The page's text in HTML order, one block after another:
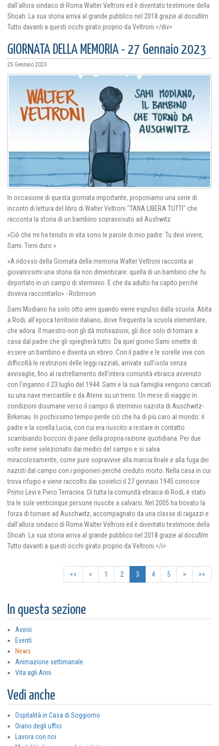
dall'allora sindaco di Roma Walter Veltroni ed è diventato testimone della
Shoah. La sua storia arriva al grande pubblico nel 2018 grazie al docufilm
Tutto davanti a questi occhi girato proprio da Veltroni.</div>
GIORNATA DELLA MEMORIA - 27 Gennaio 2023
25 Gennaio 2023
In occasione di questa giornata importante, proponiamo una serie di
incontri di lettura del libro di Walter Veltroni "TANA LIBERA TUTTI" che
racconta la storia di un bambino sopravvisuto ad Aushwitz:
«Ciò che mi ha tenuto in vita sono le parole di mio padre: Tu devi vivere,
Sami. Tieni duro.»
«A ridosso della Giornata della memoria Walter Veltroni racconta ai
giovanissimi una storia da non dimenticare: quella di un bambino che fu
deportato in un campo di sterminio. E che da adulto ha capito perché
doveva raccontarlo» - Robinson
Sami Modiano ha solo otto anni quando viene espulso dalla scuola. Abita
a Rodi, all'epoca territorio italiano, dove frequenta la scuola elementare,
che adora. Il maestro non gli dà motivazioni, gli dice solo di tornare a
casa dal padre che gli spiegherà tutto. Da quel giorno Sami smette di
essere un bambino e diventa un ebreo. Con il padre e le sorelle vive con
difficoltà le restrizioni delle leggi razziali, arrivate sull'isola senza
avvisaglie, fino al rastrellamento dell'intera comunità ebraica avvenuto
con l'inganno il 23 luglio del 1944. Sami e la sua famiglia vengono caricati
su una nave mercantile e da Atene su un treno. Un mese di viaggio in
condizioni disumane verso il campo di sterminio nazista di Auschwitz-
Birkenau. In pochissimo tempo perde ciò che ha di più caro al mondo: il
padre e la sorella Lucia, con cui era riuscito a restare in contatto
scambiando bocconi di pane della propria razione quotidiana. Per due
volte viene selezionato dai medici del campo e si salva
miracolosamente, come pure sopravvive alla marcia finale e alla fuga dei
nazisti dal campo con i prigionieri perché creduto morto. Nella casa in cui
trova rifugio e viene raccolto dai sovietici il 27 gennaio 1945 conosce
Primo Levi e Piero Terracina. Di tutta la comunità ebraica di Rodi, è stato
tra le sole venticinque persone riuscite a salvarsi. Nel 2005 ha trovato la
forza di tornare ad Auschwitz, accompagnato da una classe di ragazzi e
dall'allora sindaco di Roma Walter Veltroni ed è diventato testimone della
Shoah. La sua storia arriva al grande pubblico nel 2018 grazie al docufilm
Tutto davanti a questi occhi girato proprio da Veltroni.</i>
<< < 1 2 3 4 5 > >>
In questa sezione
Avvisi
Eventi
News
Animazione settimanale
Vita agli Anni
Vedi anche
Ospitalità in Casa di Soggiorno
Orario degli uffici
Lavora con noi